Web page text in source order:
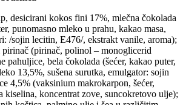
desicirani kokos fini 17%, mlečna čokolada
punomasno mleko u prahu, kakao masa,
/sojin lecitin, E476/, ekstrakt vanile, aroma);
(pirinač, polinol – monoglicerid
pahuljice, bela čokolada (šećer, kakao puter,
13,5%, sušena surutka, emulgator: sojin
4,5% (vaksinium makrokarpon, šećer,
kiselina, koncentrat zove, suncokretovo ulje);